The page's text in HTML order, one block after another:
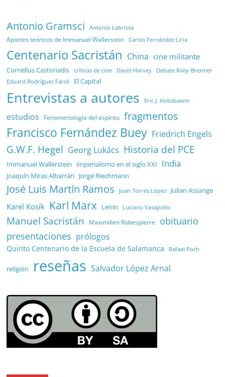
Antonio Gramsci Antonio Labriola
Aportes teóricos de Immanuel Wallerstein Carlos Fernández Liria
Centenario Sacristán China cine militante
Cornelius Castoriadis críticas de cine David Harvey Debate Riley-Brenner
Eduard Rodríguez Farré El Capital
Entrevistas a autores Eric J. Hobsbawm
estudios Fenomenología del espíritu fragmentos
Francisco Fernández Buey Friedrich Engels
G.W.F. Hegel Georg Lukács Historia del PCE
Immanuel Wallerstein imperialismo en el siglo XXI India
Joaquín Miras Albarrán Jorge Riechmann
José Luis Martín Ramos Juan Torres López Julian Assange
Karel Kosík Karl Marx Lenin Luciano Vasapollo
Manuel Sacristán Maximilien Robespierre
obituario
presentaciones prólogos
Quinto Centenario de la Escuela de Salamanca Rafael Poch
religión reseñas Salvador López Arnal